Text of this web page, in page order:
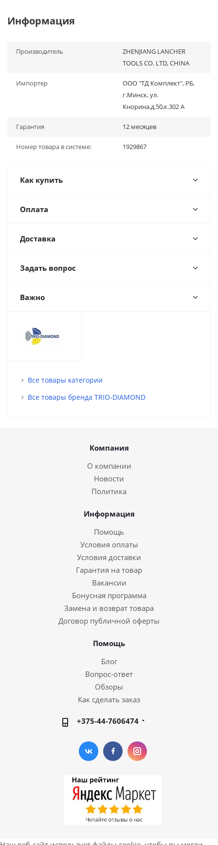
Информация
Производитель
ZHENJIANG LANCHER
TOOLS CO. LTD, CHINA
Импортер
ООО "ТД Комплект", РБ,
г.Минск, ул.
Кнорина,д.50,к.302 А
Гарантия 12 месяцев
Номер товара в системе: 1929867
Как купить
Оплата
Доставка
Задать вопрос
Важно
Все товары категории
Все товары бренда TRIO-DIAMOND
Компания
О компании
Новости
Политика
Информация
Помощь
Условия оплаты
Условия доставки
Гарантия на товар
Вакансии
Бонусная программа
Замена и возврат товара
Договор публичной оферты
Помощь
Блог
Вопрос-ответ
Обзоры
Как сделать заказ
+375-44-7606474